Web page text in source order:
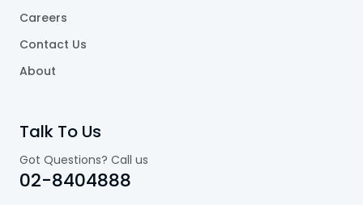
Careers
Contact Us
About
Talk To Us
Got Questions? Call us
02-8404888